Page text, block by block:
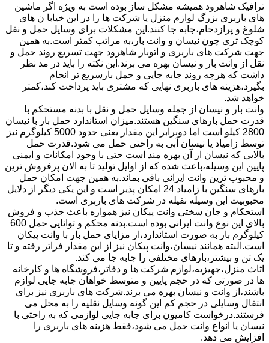
ترافیک شاهرود همیشه مشکل ساز بوده است به ویژه اگر ماشین
های باربری بزرگ لوازم منزل یا شرکت ها را در این خیابا ن های
شلوغ و پرازدحام،جابه جا کنند.این مشکلات برای وسایل حمل و نقل
کوچک تری چون نیسان و وانت بار،به مراتب کمتر است.به همین
جهت شرکت های باربری و اتوبار شاهرود جهت تسریع روند حمل و
نقل از وانت بار و نیسان بهره می برند.این نکته را باید در مد نظر
داشت که هرچه روند جابه جایی و حمل بارسریع تر انجام
بگیرد،هزینه های باربری نهایی که مشتری باید پرداخت کند،کمتر
خواهد شد.
وانت بار و نیسان از جمله وسایل حمل و نقل با بدنه مستحکم با
قدرت حمل بارهای سنگین هستند.میزان استاندارد حمل بار با نیسان
2800 کیلو است اما دوبرابر این مقدار یعنی حدود 5000 کیلوگرم نیز
توسط زامیاد یا نیسان آبی به راحتی حمل می شود.قدرت حمل
بالایی که نیسان از آن بهره مند است حتی با وجود امکانات و ایمنی
پایین این وسیله،باعث شده که از اوایل تولید تا به الان پرفروش ترین
و محبوب ترین وانت ایرانی باقی بماند.به همین جهت امکان حمل
بارهای سنگین با زامیاد 24 امکان پذیر است و این یکی دیگر از دلایل
محبوبیت این وسیله نقیله در شرکت های باربری است.
استحکام و جان سختی وانت پیکان نیز همواره باعث جذب و فروش
بالای این نوع وانت ایرانی بوده است.بدنه محکم و توانایی حمل 600
کیلوگرم بار به صورت استاندارد،از مزایای حمل بار با وانت پیکان
است.البته همانند نیسان،وانت پیکان نیز از این مقدار فراتر رفته و تا
یک تن و بیشتر،بارهای مختلفی را جابه جا می کند.
اثاث منزل،جهیزیه،لوازم شرکت ها و دفاتر،فروشگاه ها و کارخانه
ها در صورتی که در حجم پایین و متوسط خواهان جابه جایی لوازم
باشند،از وانت و نیسان بهره می برند.شرکت های باربری نیز برای
انتقال وسایلی در حجم کم این گونه وسایل نقلیه را به محل می
فرستند.درخواست کامیون برای جابه جایی لوازمی که به راحتی با
نیسان یا انواع وانت حمل می شود،فقط هزینه های باربری را
افزایش می دهد.